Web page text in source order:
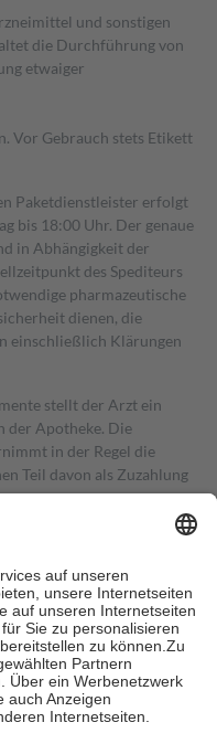
und sonstigen
die Durchführung von
etwaiger
Vor Gebrauch stets Etikett
Paketdienstleister erfolgt
bis 18:00 Uhr. Der genaue
in Abhängigkeit der
des Spediteurs
pharmazeutische
dienen, die
einschließlich Klärungen
stellt der Arzt ein
der Apotheke. Die
in der Regel die
Teil davon als Zuzahlung
in Höhe von zehn
mehr als die tatsächlichen
für Online-Apotheken.
beträgt die
zehn Euro je
ihre eigene Gesundheit zu
Familie zu unterstützen,